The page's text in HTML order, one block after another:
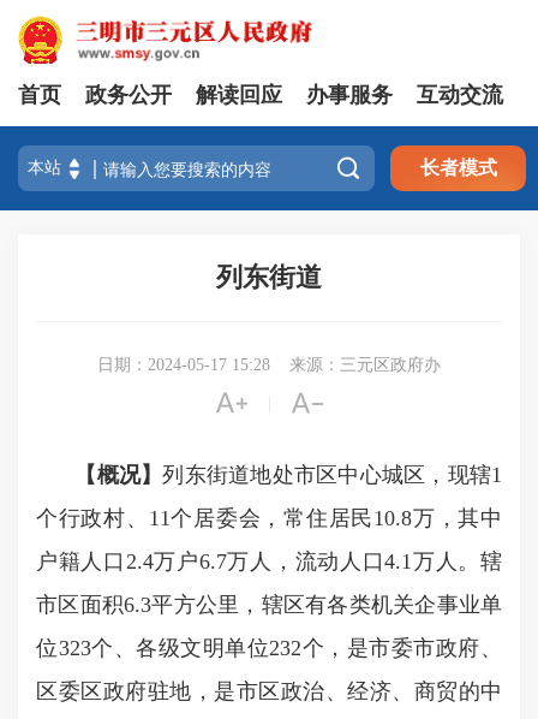
首页 政务公开 解读回应 办事服务 互动交流
 长者模式
列东街道
日期：2024-05-17 15:28 来源：三元区政府办
 
【概况】列东街道地处市区中心城区，现辖1
个行政村、11个居委会，常住居民10.8万，其中
户籍人口2.4万户6.7万人，流动人口4.1万人。辖
市区面积6.3平方公里，辖区有各类机关企事业单
位323个、各级文明单位232个，是市委市政府、
区委区政府驻地，是市区政治、经济、商贸的中